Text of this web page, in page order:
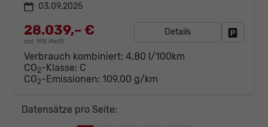
03.09.2025
28.039,– €
incl. 19% MwSt.
Details
Verbrauch kombiniert: 4,80 l/100km
CO2-Klasse: C
CO2-Emissionen: 109,00 g/km
Datensätze pro Seite: